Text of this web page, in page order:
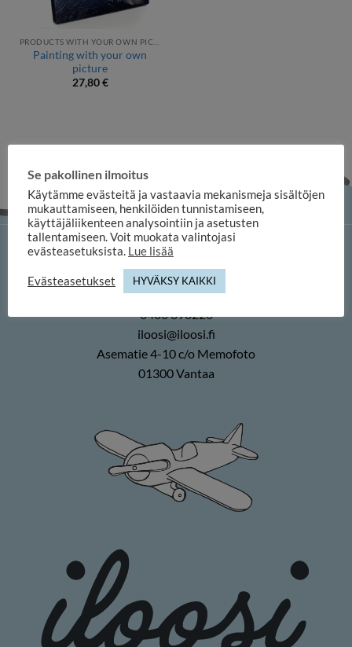
Painting with your own
picture
27,80€
iloosi online shop
Duuilo Oy
0400 896226
iloosi@iloosi.fi
Asematie 4-10 c/o Memofoto
01300 Vantaa
Se pakollinen ilmoitus
Käytämme evästeitä ja vastaavia mekanismeja sisältöjen
mukauttamiseen, henkilöiden tunnistamiseen,
käyttäjäliikenteen analysointiin ja asetusten
tallentamiseen. Voit muokata valintojasi
evästeasetuksista. Lue lisää
Evästeasetukset HYVÄKSY KAIKKI